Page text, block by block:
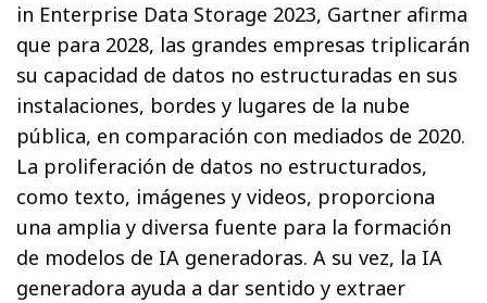
in Enterprise Data Storage 2023, Gartner afirma
que para 2028, las grandes empresas triplicarán
su capacidad de datos no estructuradas en sus
instalaciones, bordes y lugares de la nube
pública, en comparación con mediados de 2020.
La proliferación de datos no estructurados,
como texto, imágenes y videos, proporciona
una amplia y diversa fuente para la formación
de modelos de IA generadoras. A su vez, la IA
generadora ayuda a dar sentido y extraer